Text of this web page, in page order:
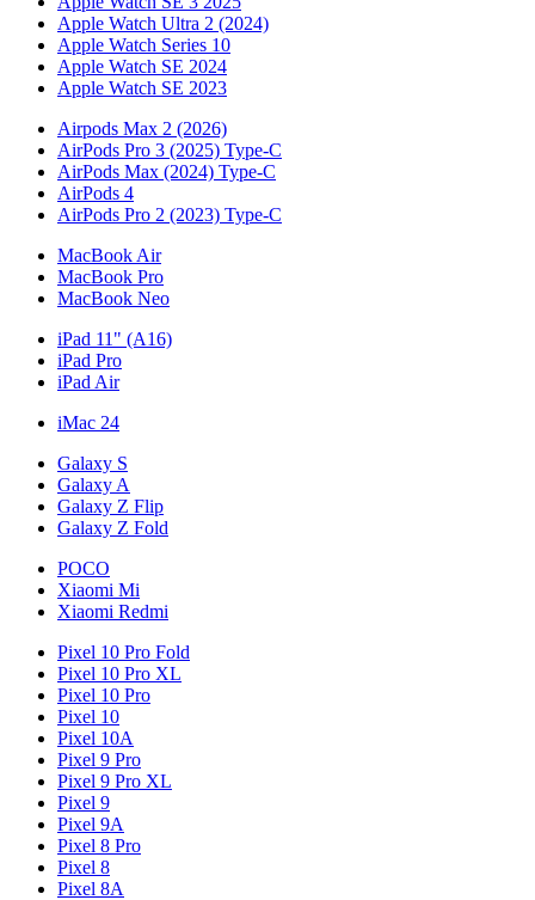
Apple Watch Ultra 2 (2024)
Apple Watch Series 10
Apple Watch SE 2024
Apple Watch SE 2023
Airpods Max 2 (2026)
AirPods Pro 3 (2025) Type-C
AirPods Max (2024) Type-C
AirPods 4
AirPods Pro 2 (2023) Type-C
MacBook Air
MacBook Pro
MacBook Neo
iPad 11" (A16)
iPad Pro
iPad Air
iMac 24
Galaxy S
Galaxy A
Galaxy Z Flip
Galaxy Z Fold
POCO
Xiaomi Mi
Xiaomi Redmi
Pixel 10 Pro Fold
Pixel 10 Pro XL
Pixel 10 Pro
Pixel 10
Pixel 10A
Pixel 9 Pro
Pixel 9 Pro XL
Pixel 9
Pixel 9A
Pixel 8 Pro
Pixel 8
Pixel 8A